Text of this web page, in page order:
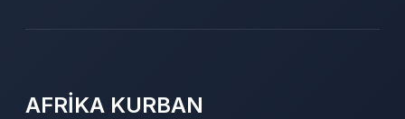
AFRİKA KURBAN